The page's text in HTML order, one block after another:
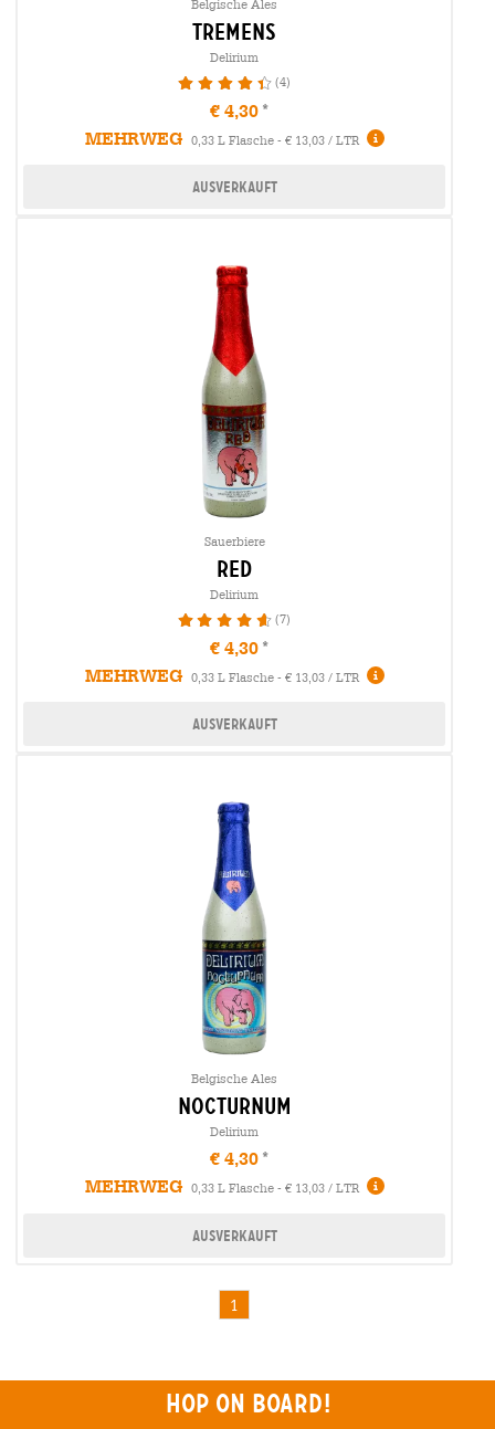
Belgische Ales
tremens
Delirium
90% (4)
€ 4,30
MEHRWEG
0,33 L Flasche - € 13,03 / LTR
Ausverkauft
Sauerbiere
red
Delirium
94.29% (7)
€ 4,30
MEHRWEG
0,33 L Flasche - € 13,03 / LTR
Ausverkauft
Belgische Ales
nocturnum
Delirium
€ 4,30
MEHRWEG
0,33 L Flasche - € 13,03 / LTR
Ausverkauft
1
Hop on board!